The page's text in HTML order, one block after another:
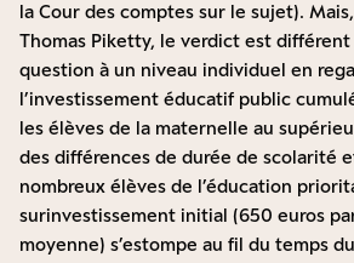
la Cour des comptes sur le sujet).
Thomas Piketty, le verdict est différent
question à un niveau individuel en
l’investissement éducatif public
les élèves de la maternelle au
des différences de durée de scolarité
nombreux élèves de l’éducation
surinvestissement initial (650 euros
moyenne) s’estompe au fil du temps